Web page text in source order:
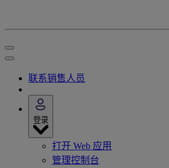
联系销售人员
登录
打开 Web 应用
管理控制台